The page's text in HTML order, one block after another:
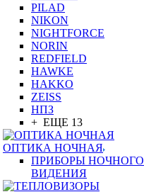
PILAD
NIKON
NIGHTFORCE
NORIN
REDFIELD
HAWKE
HAKKO
ZEISS
НПЗ
+ ЕЩЕ 13
ОПТИКА НОЧНАЯ
ПРИБОРЫ НОЧНОГО
ВИДЕНИЯ